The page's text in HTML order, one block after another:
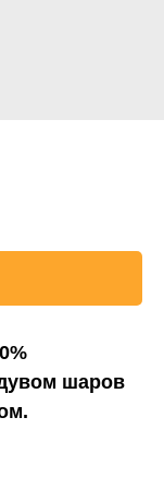
шаров